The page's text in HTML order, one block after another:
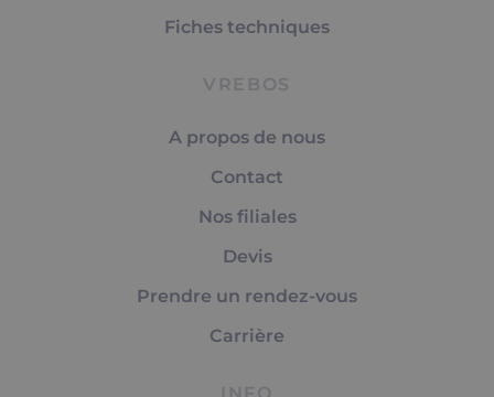
Fiches techniques
VREBOS
A propos de nous
Contact
Nos filiales
Devis
Prendre un rendez-vous
Carrière